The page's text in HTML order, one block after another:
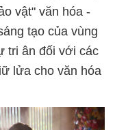
vật" văn hóa -
tạo của vùng
tri ân đối với các
lửa cho văn hóa